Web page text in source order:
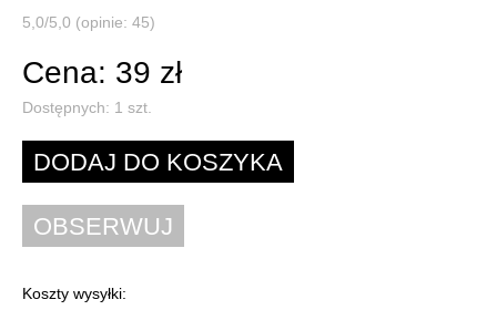
5,0/5,0 (opinie: 45)
Cena: 39 zł
Dostępnych: 1 szt.
Koszty wysyłki: